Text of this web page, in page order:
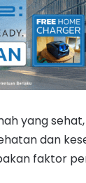
yang
dan
faktor